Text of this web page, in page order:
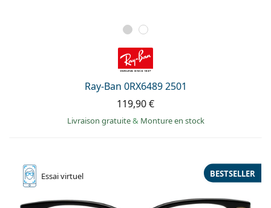
Ray-Ban 0RX6489 2501
119,90 €
Livraison gratuite& Monture en stock
Essaivirtuel BESTSELLER